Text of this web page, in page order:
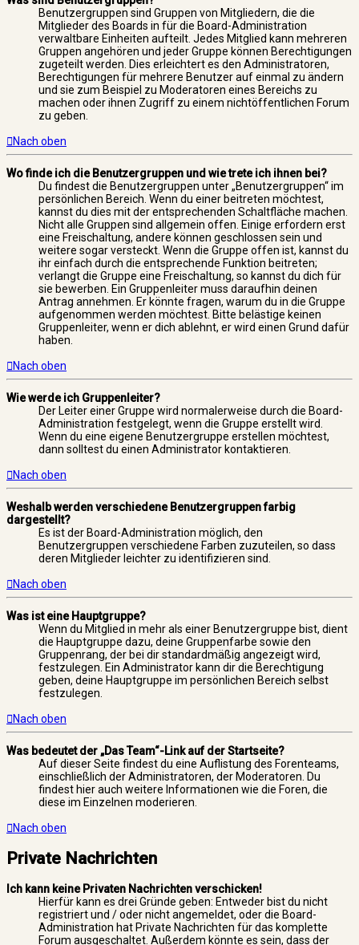
Benutzergruppen sind Gruppen von Mitgliedern, die die
Mitglieder des Boards in für die Board-Administration
verwaltbare Einheiten aufteilt. Jedes Mitglied kann mehreren
Gruppen angehören und jeder Gruppe können Berechtigungen
zugeteilt werden. Dies erleichtert es den Administratoren,
Berechtigungen für mehrere Benutzer auf einmal zu ändern
und sie zum Beispiel zu Moderatoren eines Bereichs zu
machen oder ihnen Zugriff zu einem nichtöffentlichen Forum
zu geben.
Nach oben
Wo finde ich die Benutzergruppen und wie trete ich ihnen bei?
Du findest die Benutzergruppen unter „Benutzergruppen“ im
persönlichen Bereich. Wenn du einer beitreten möchtest,
kannst du dies mit der entsprechenden Schaltfläche machen.
Nicht alle Gruppen sind allgemein offen. Einige erfordern erst
eine Freischaltung, andere können geschlossen sein und
weitere sogar versteckt. Wenn die Gruppe offen ist, kannst du
ihr einfach durch die entsprechende Funktion beitreten;
verlangt die Gruppe eine Freischaltung, so kannst du dich für
sie bewerben. Ein Gruppenleiter muss daraufhin deinen
Antrag annehmen. Er könnte fragen, warum du in die Gruppe
aufgenommen werden möchtest. Bitte belästige keinen
Gruppenleiter, wenn er dich ablehnt, er wird einen Grund dafür
haben.
Nach oben
Wie werde ich Gruppenleiter?
Der Leiter einer Gruppe wird normalerweise durch die Board-
Administration festgelegt, wenn die Gruppe erstellt wird.
Wenn du eine eigene Benutzergruppe erstellen möchtest,
dann solltest du einen Administrator kontaktieren.
Nach oben
Weshalb werden verschiedene Benutzergruppen farbig
dargestellt?
Es ist der Board-Administration möglich, den
Benutzergruppen verschiedene Farben zuzuteilen, so dass
deren Mitglieder leichter zu identifizieren sind.
Nach oben
Was ist eine Hauptgruppe?
Wenn du Mitglied in mehr als einer Benutzergruppe bist, dient
die Hauptgruppe dazu, deine Gruppenfarbe sowie den
Gruppenrang, der bei dir standardmäßig angezeigt wird,
festzulegen. Ein Administrator kann dir die Berechtigung
geben, deine Hauptgruppe im persönlichen Bereich selbst
festzulegen.
Nach oben
Was bedeutet der „Das Team“-Link auf der Startseite?
Auf dieser Seite findest du eine Auflistung des Forenteams,
einschließlich der Administratoren, der Moderatoren. Du
findest hier auch weitere Informationen wie die Foren, die
diese im Einzelnen moderieren.
Nach oben
Private Nachrichten
Ich kann keine Privaten Nachrichten verschicken!
Hierfür kann es drei Gründe geben: Entweder bist du nicht
registriert und / oder nicht angemeldet, oder die Board-
Administration hat Private Nachrichten für das komplette
Forum ausgeschaltet. Außerdem könnte es sein, dass der